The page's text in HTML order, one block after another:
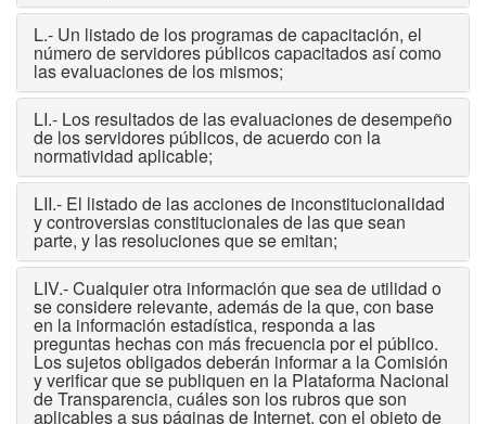
L.- Un listado de los programas de capacitación, el
número de servidores públicos capacitados así como
las evaluaciones de los mismos;
LI.- Los resultados de las evaluaciones de desempeño
de los servidores públicos, de acuerdo con la
normatividad aplicable;
LII.- El listado de las acciones de inconstitucionalidad
y controversias constitucionales de las que sean
parte, y las resoluciones que se emitan;
LIV.- Cualquier otra información que sea de utilidad o
se considere relevante, además de la que, con base
en la información estadística, responda a las
preguntas hechas con más frecuencia por el público.
Los sujetos obligados deberán informar a la Comisión
y verificar que se publiquen en la Plataforma Nacional
de Transparencia, cuáles son los rubros que son
aplicables a sus páginas de Internet, con el objeto de